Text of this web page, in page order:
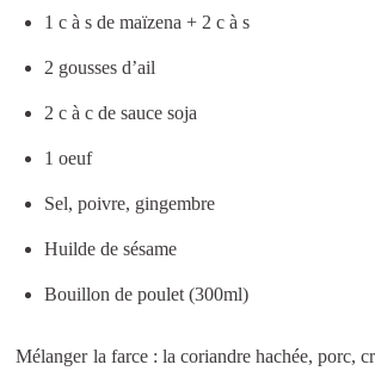
1 c à s de maïzena + 2 c à s
2 gousses d’ail
2 c à c de sauce soja
1 oeuf
Sel, poivre, gingembre
Huilde de sésame
Bouillon de poulet (300ml)
Mélanger la farce : la coriandre hachée, porc,